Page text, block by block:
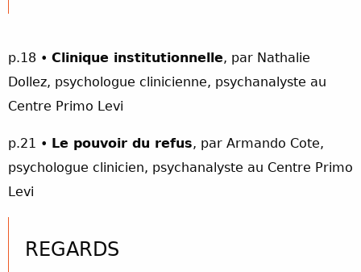
p.18 • Clinique institutionnelle, par Nathalie
Dollez, psychologue clinicienne, psychanalyste au
Centre Primo Levi
p.21 • Le pouvoir du refus, par Armando Cote,
psychologue clinicien, psychanalyste au Centre Primo
Levi
REGARDS